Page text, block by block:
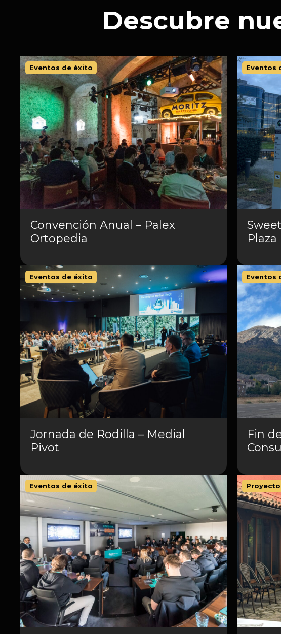
Descubre
Eventos de éxito
Convención Anual – Palex
Ortopedia
Eventos
Eventos de éxito
Jornada de Rodilla – Medial
Pivot
Eventos
Fin
Eventos de éxito